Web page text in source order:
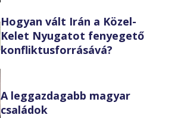
Hogyan vált Irán a Közel-
Kelet Nyugatot fenyegető
konfliktusforrásává?
A leggazdagabb magyar
családok